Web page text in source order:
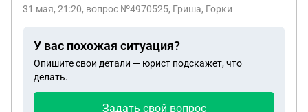
получил чек и номер в очереди. Через минут 5
мне коробку с ноутбуком и пошел дальше с
другими покупателями работать. Вопрос такой,
считается ли такая покупка дистанционной, для
31 мая, 21:20, вопрос №4970525, Гриша, Горки
У вас похожая ситуация?
Опишите свои детали — юрист подскажет, что
делать.
Задать свой вопрос